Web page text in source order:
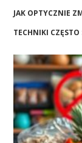
JAK OPTYCZNIE
TECHNIKI